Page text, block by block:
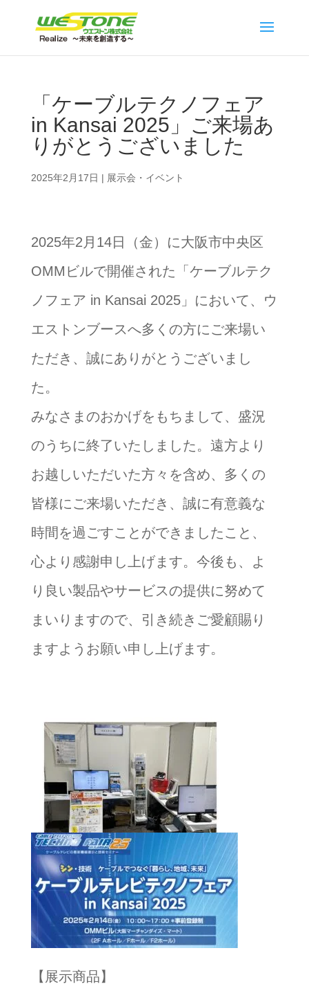
「ケーブルテクノフェア
in Kansai 2025」ご来場あ
りがとうございました
2025年2月17日 | 展示会・イベント
2025年2月14日（金）に大阪市中央区
OMMビルで開催された「ケーブルテク
ノフェア in Kansai 2025」において、ウ
エストンブースへ多くの方にご来場い
ただき、誠にありがとうございまし
た。
みなさまのおかげをもちまして、盛況
のうちに終了いたしました。遠方より
お越しいただいた方々を含め、多くの
皆様にご来場いただき、誠に有意義な
時間を過ごすことができましたこと、
心より感謝申し上げます。今後も、よ
り良い製品やサービスの提供に努めて
まいりますので、引き続きご愛顧賜り
ますようお願い申し上げます。
【展示商品】